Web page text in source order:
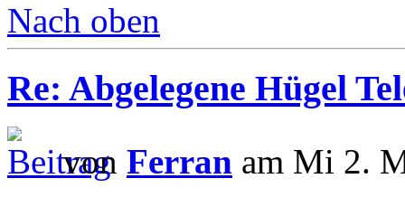
Nach oben
Re: Abgelegene Hügel
von Ferran am Mi 2.